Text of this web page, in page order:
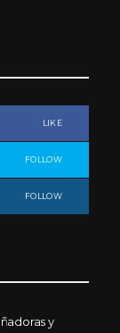
LIKE
FOLLOW
FOLLOW
y